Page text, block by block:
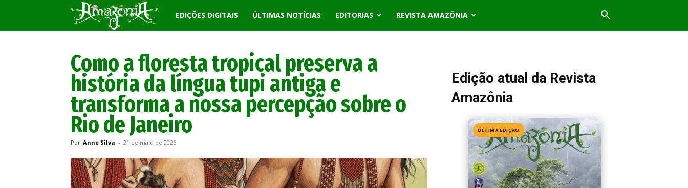
Revista
EDIÇÕES DIGITAIS ÚLTIMAS NOTÍCIAS EDITORIAS REVISTA AMAZÔNIA
Como a floresta tropical preserva a
história da língua tupi antiga e
transforma a nossa percepção sobre o
Rio de Janeiro
Por Anne Silva - 21 de maio de 2026
Edição atual da Revista
Amazônia
ÚLTIMA EDIÇÃO